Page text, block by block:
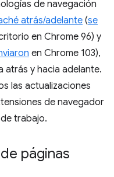
de navegación
atrás/adelante (se
en Chrome 96) y
en Chrome 103),
atrás y hacia adelante.
las actualizaciones
de navegador
trabajo.
páginas